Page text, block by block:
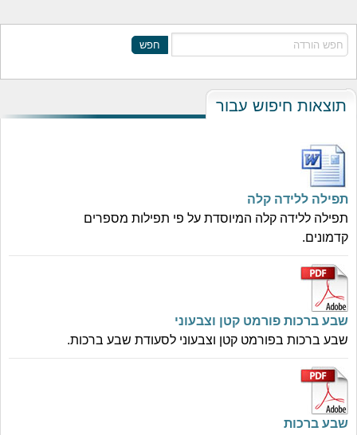
חפש
תוצאות חיפוש עבור
תפילה ללידה קלה
תפילה ללידה קלה המיוסדת על פי תפילות מספרים
קדמונים.
שבע ברכות פורמט קטן וצבעוני
שבע ברכות בפורמט קטן וצבעוני לסעודת שבע ברכות.
שבע ברכות